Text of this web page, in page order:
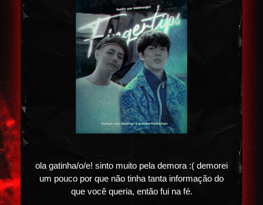
ola gatinha/o/e! sinto muito pela demora :( demorei
um pouco por que não tinha tanta informação do
que você queria, então fui na fé.